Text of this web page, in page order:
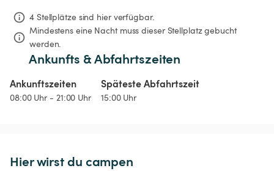
4 Stellplätze sind hier verfügbar.
Mindestens eine Nacht muss dieser Stellplatz gebucht
werden.
Ankunfts & Abfahrtszeiten
Ankunftszeiten
08:00 Uhr - 21:00 Uhr
Späteste Abfahrtszeit
15:00 Uhr
Hier wirst du campen